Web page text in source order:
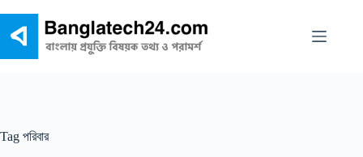
content
Tag পরিবার